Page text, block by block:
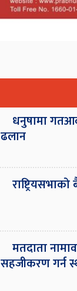
धनुषामा
ढलान
मतदाता
सहजीकरण गर्न